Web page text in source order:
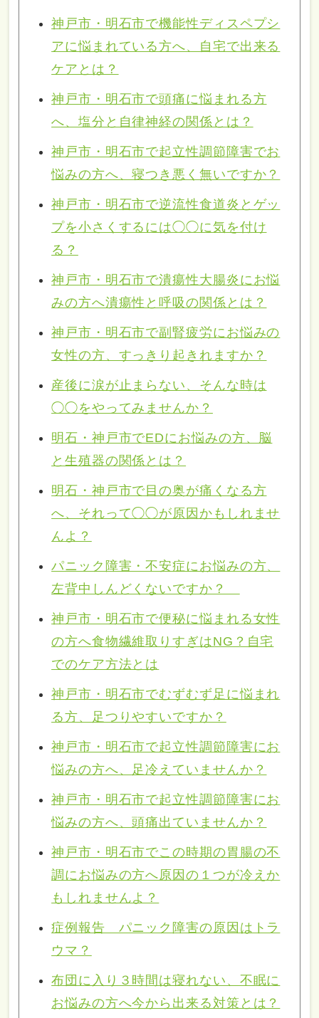
神戸市・明石市で機能性ディスペプシ
アに悩まれている方へ、自宅で出来る
ケアとは？
神戸市・明石市で頭痛に悩まれる方
へ、塩分と自律神経の関係とは？
神戸市・明石市で起立性調節障害でお
悩みの方へ、寝つき悪く無いですか？
神戸市・明石市で逆流性食道炎とゲッ
プを小さくするには◯◯に気を付け
る？
神戸市・明石市で潰瘍性大腸炎にお悩
みの方へ潰瘍性と呼吸の関係とは？
神戸市・明石市で副腎疲労にお悩みの
女性の方、すっきり起きれますか？
産後に涙が止まらない、そんな時は
◯◯をやってみませんか？
明石・神戸市でEDにお悩みの方、脳
と生殖器の関係とは？
明石・神戸市で目の奥が痛くなる方
へ、それって◯◯が原因かもしれませ
んよ？
パニック障害・不安症にお悩みの方、
左背中しんどくないですか？
神戸市・明石市で便秘に悩まれる女性
の方へ食物繊維取りすぎはNG？自宅
でのケア方法とは
神戸市・明石市でむずむず足に悩まれ
る方、足つりやすいですか？
神戸市・明石市で起立性調節障害にお
悩みの方へ、足冷えていませんか？
神戸市・明石市で起立性調節障害にお
悩みの方へ、頭痛出ていませんか？
神戸市・明石市でこの時期の胃腸の不
調にお悩みの方へ原因の１つが冷えか
もしれませんよ？
症例報告 パニック障害の原因はトラ
ウマ？
布団に入り３時間は寝れない、不眠に
お悩みの方へ今から出来る対策とは？